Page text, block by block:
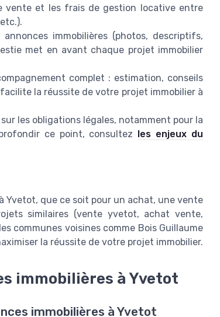
vente et les frais de gestion locative entre
immobilières (photos, descriptifs,
met en avant chaque projet immobilier
complet : estimation, conseils
la réussite de votre projet immobilier à
les obligations légales, notamment pour la
ce point, consultez les enjeux du
Yvetot, que ce soit pour un achat, une vente
similaires (vente yvetot, achat vente,
communes voisines comme Bois Guillaume
la réussite de votre projet immobilier.
immobilières à Yvetot
immobilières à Yvetot